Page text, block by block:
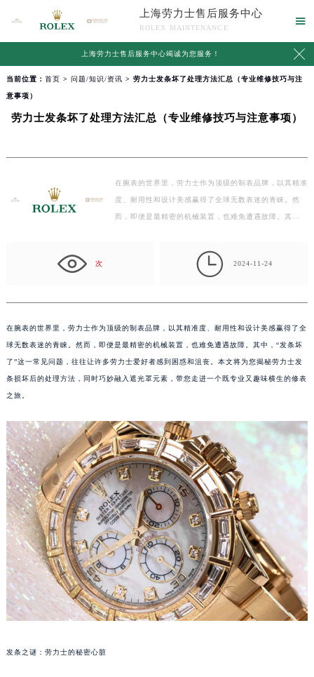
上海劳力士售后服务中心
ROLEX MAINTENANCE

上海劳力士售后服务中心竭诚为您服务！ 
当前位置： 首页 > 问题/知识/资讯 > 劳力士发条坏了处理方法汇总（专业维修技巧与注
意事项）
劳力士发条坏了处理方法汇总（专业维修技巧与注意事项）
在腕表的世界里，劳力士作为顶级的制表品牌，以其精准
度、耐用性和设计美感赢得了全球无数表迷的青睐。然
而，即便是最精密的机械装置，也难免遭遇故障。其
次  2024-11-24
在腕表的世界里，劳力士作为顶级的制表品牌，以其精准度、耐用性和设计美感赢得了全
球无数表迷的青睐。然而，即便是最精密的机械装置，也难免遭遇故障。其中，“发条坏
了”这一常见问题，往往让许多劳力士爱好者感到困惑和沮丧。本文将为您揭秘劳力士发
条损坏后的处理方法，同时巧妙融入遮光罩元素，带您走进一个既专业又趣味横生的修表
之旅。
发条之谜：劳力士的秘密心脏